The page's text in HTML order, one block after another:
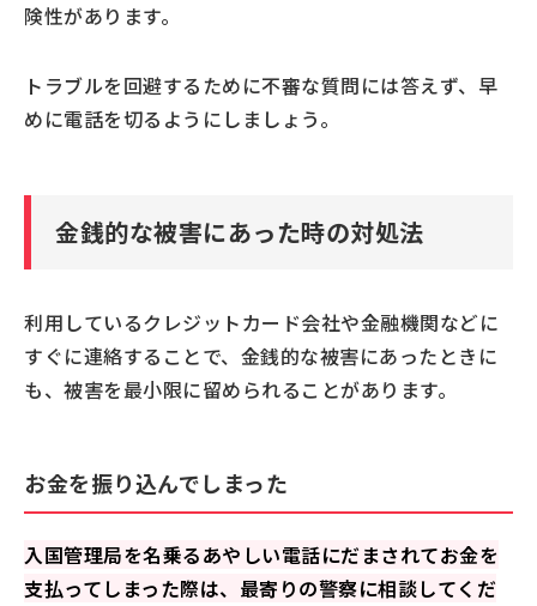
険性があります。
トラブルを回避するために不審な質問には答えず、早
めに電話を切るようにしましょう。
金銭的な被害にあった時の対処法
利用しているクレジットカード会社や金融機関などに
すぐに連絡することで、金銭的な被害にあったときに
も、被害を最小限に留められることがあります。
お金を振り込んでしまった
入国管理局を名乗るあやしい電話にだまされてお金を
支払ってしまった際は、最寄りの警察に相談してくだ